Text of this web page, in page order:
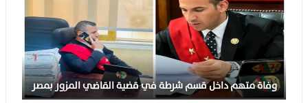
وفاة متهم داخل قسم شرطة في قضية القاضي المزور بمصر